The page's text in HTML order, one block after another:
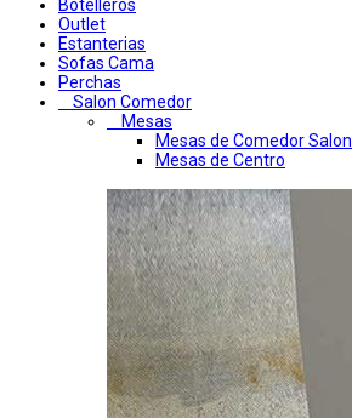
Botelleros
Outlet
Estanterias
Sofas Cama
Perchas
Salon Comedor
Mesas
Mesas de Comedor Salon
Mesas de Centro